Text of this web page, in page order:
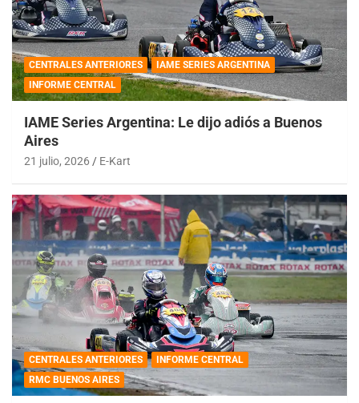
CENTRALES ANTERIORES
IAME SERIES ARGENTINA
INFORME CENTRAL
IAME Series Argentina: Le dijo adiós a Buenos
Aires
21 julio, 2026 E-Kart
CENTRALES ANTERIORES
INFORME CENTRAL
RMC BUENOS AIRES